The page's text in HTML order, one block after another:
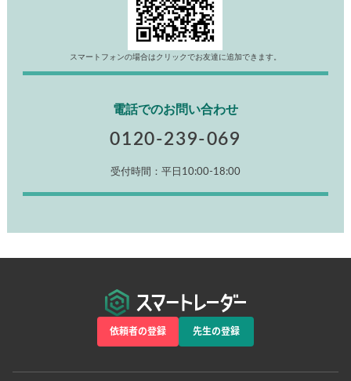
スマートフォンの場合はクリックでお友達に追加できます。
電話でのお問い合わせ
0120-239-069
受付時間：平日10:00-18:00
依頼者の登録 先生の登録